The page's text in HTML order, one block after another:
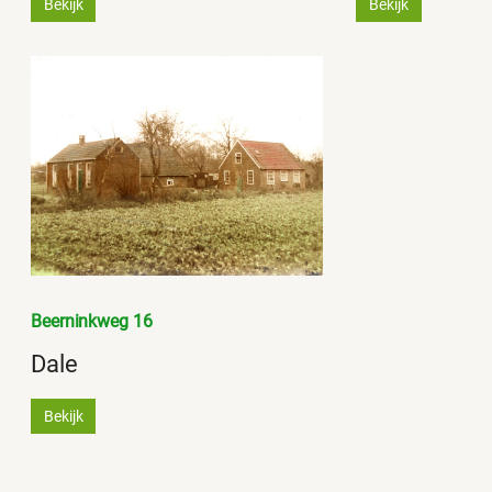
Bekijk Bekijk
Beerninkweg 16
Dale
Bekijk